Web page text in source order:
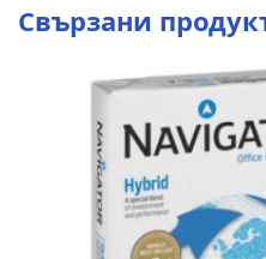
Свързани